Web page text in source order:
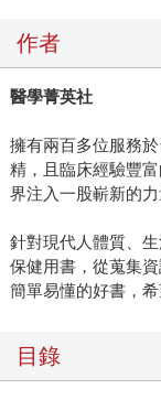
作者
醫學菁英社
擁有兩百多位服務
精，且臨床經驗豐
界注入一股嶄新的力
針對現代人體質、
保健用書，從蒐集
簡單易懂的好書，希
目錄